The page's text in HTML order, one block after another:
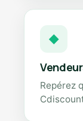
◆
Repérez